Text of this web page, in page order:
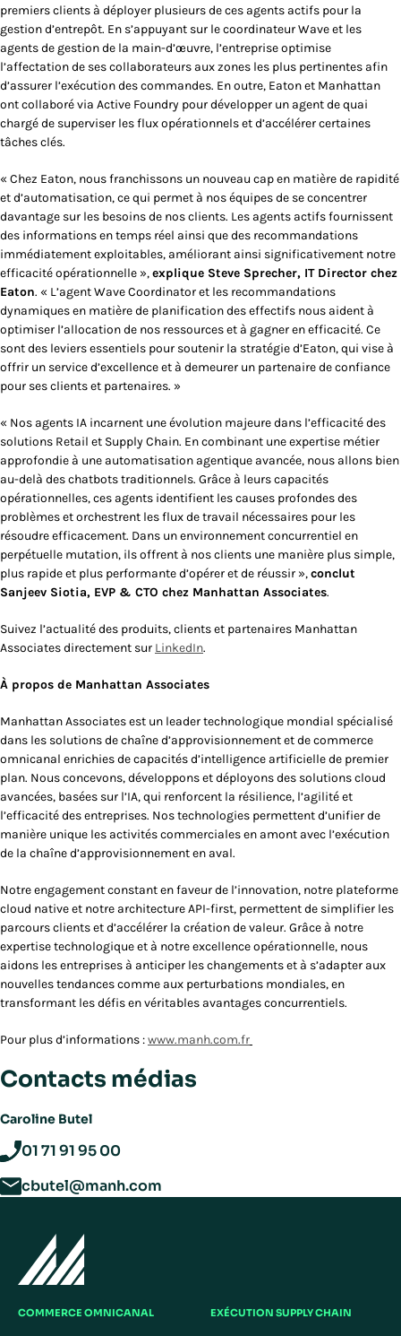
premiers clients à déployer plusieurs de ces agents actifs pour la
gestion d’entrepôt. En s’appuyant sur le coordinateur Wave et les
agents de gestion de la main-d’œuvre, l’entreprise optimise
l’affectation de ses collaborateurs aux zones les plus pertinentes afin
d’assurer l’exécution des commandes. En outre, Eaton et Manhattan
ont collaboré via Active Foundry pour développer un agent de quai
chargé de superviser les flux opérationnels et d’accélérer certaines
tâches clés.
« Chez Eaton, nous franchissons un nouveau cap en matière de rapidité
et d’automatisation, ce qui permet à nos équipes de se concentrer
davantage sur les besoins de nos clients. Les agents actifs fournissent
des informations en temps réel ainsi que des recommandations
immédiatement exploitables, améliorant ainsi significativement notre
efficacité opérationnelle »,explique Steve Sprecher, IT Director chez
Eaton. « L’agentWave Coordinatoret les recommandations
dynamiques en matière de planification des effectifs nous aident à
optimiser l’allocation de nos ressources et à gagner en efficacité. Ce
sont des leviers essentiels pour soutenir la stratégie d’Eaton, qui vise à
offrir un service d’excellence et à demeurer un partenaire de confiance
pour ses clients et partenaires. »
« Nos agents IA incarnent une évolution majeure dans l’efficacité des
solutions Retail et Supply Chain. En combinant une expertise métier
approfondie à une automatisation agentique avancée, nous allons bien
au-delà des chatbots traditionnels. Grâce à leurs capacités
opérationnelles, ces agents identifient les causes profondes des
problèmes et orchestrent les flux de travail nécessaires pour les
résoudre efficacement. Dans un environnement concurrentiel en
perpétuelle mutation, ils offrent à nos clients une manière plus simple,
plus rapide et plus performante d’opérer et de réussir »,conclut
Sanjeev Siotia, EVP & CTO chez Manhattan Associates.
Suivez l’actualité des produits, clients et partenaires Manhattan
Associates directement sur LinkedIn.
À propos de Manhattan Associates
Manhattan Associates est un leader technologique mondial spécialisé
dans les solutions de chaîne d’approvisionnement et de commerce
omnicanal enrichies de capacités d’intelligence artificielle de premier
plan. Nous concevons, développons et déployons des solutions cloud
avancées, basées sur l’IA, qui renforcent la résilience, l’agilité et
l’efficacité des entreprises. Nos technologies permettent d’unifier de
manière unique les activités commerciales en amont avec l’exécution
de la chaîne d’approvisionnement en aval.
Notre engagement constant en faveur de l’innovation, notre plateforme
cloud native et notre architecture API-first, permettent de simplifier les
parcours clients et d’accélérer la création de valeur. Grâce à notre
expertise technologique et à notre excellence opérationnelle, nous
aidons les entreprises à anticiper les changements et à s’adapter aux
nouvelles tendances comme aux perturbations mondiales, en
transformant les défis en véritables avantages concurrentiels.
Pour plus d’informations :www.manh.com.fr
Contacts médias
Caroline Butel
01 71 91 95 00
cbutel@manh.com
COMMERCE OMNICANAL EXÉCUTION SUPPLY CHAIN